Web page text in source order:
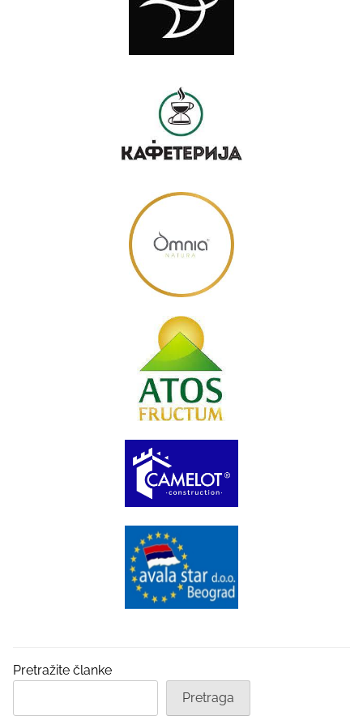
Pretražite članke
Pretraga